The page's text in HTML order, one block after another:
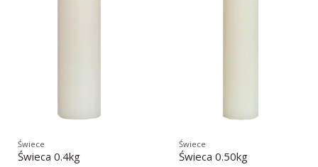
Świece
Świeca 0.4kg
Świece
Świeca 0.50kg